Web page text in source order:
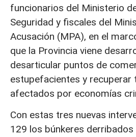
funcionarios del Ministerio
Seguridad y fiscales del
Acusación (MPA), en el
que la Provincia viene
desarticular puntos de
estupefacientes y recuperar
afectados por economías
Con estas tres nuevas
129 los búnkeres